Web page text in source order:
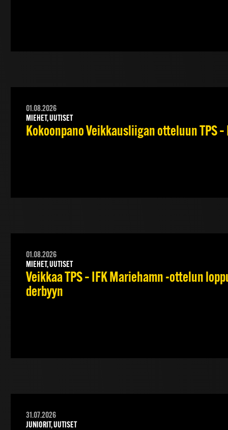
01.08.2026
MIEHET, UUTISET
Kokoonpano Veikkausliigan otteluun TPS
01.08.2026
MIEHET, UUTISET
Veikkaa TPS – IFK Mariehamn -ottelun
derbyyn
31.07.2026
JUNIORIT, UUTISET